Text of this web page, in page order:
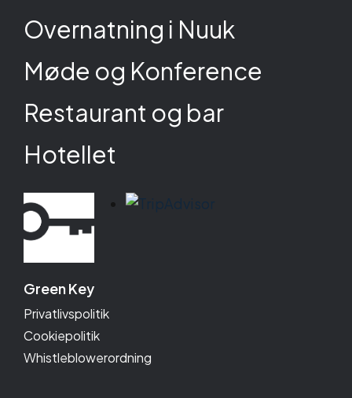
Overnatning i Nuuk
Møde og Konference
Restaurant og bar
Hotellet
Green Key
Privatlivspolitik
Cookiepolitik
Whistleblowerordning